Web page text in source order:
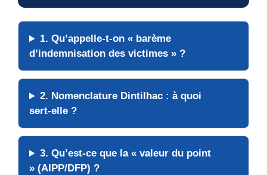
1. Qu’appelle-t-on « barème
d’indemnisation des victimes » ?
2. Nomenclature Dintilhac : à quoi
sert-elle ?
3. Qu’est-ce que la « valeur du point
» (AIPP/DFP) ?